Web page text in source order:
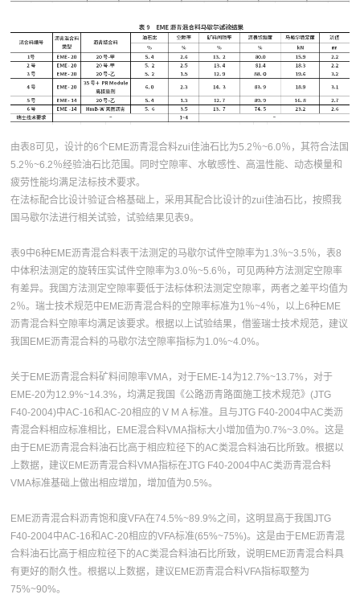
由表8可见，设计的6个EME沥青混合料zui佳油石比为5.2％~6.0％，其符合法国
5.2％~6.2％经验油石比范围。同时空隙率、水敏感性、高温性能、动态模量和
疲劳性能均满足法标技术要求。
在法标配合比设计验证合格基础上，采用其配合比设计的zui佳油石比，按照我
国马歇尔法进行相关试验，试验结果见表9。
表9中6种EME沥青混合料表干法测定的马歇尔试件空隙率为1.3％~3.5％，表8
中体积法测定的旋转压实试件空隙率为3.0％~5.6％，可见两种方法测定空隙率
有差异。我国方法测定空隙率要低于法标体积法测定空隙率，两者之差平均值为
2％。瑞士技术规范中EME沥青混合料的空隙率标准为1％~4％，以上6种EME
沥青混合料空隙率均满足该要求。根据以上试验结果，借鉴瑞士技术规范，建议
我国EME沥青混合料的马歇尔法空隙率指标为1.0%~4.0%。
关于EME沥青混合料矿料间隙率VMA，对于EME-14为12.7%~13.7%，对于
EME-20为12.9%~14.3%，均满足我国《公路沥青路面施工技术规范》(JTG
F40-2004)中AC-16和AC-20相应的ＶＭＡ标准。且与JTG F40-2004中AC类沥
青混合料相应标准相比，EME混合料VMA指标大小增加值为0.7%~3.0%。这是
由于EME沥青混合料油石比高于相应粒径下的AC类混合料油石比所致。根据以
上数据，建议EME沥青混合料VMA指标在JTG F40-2004中AC类沥青混合料
VMA标准基础上做出相应增加，增加值为0.5%。
EME沥青混合料沥青饱和度VFA在74.5%~89.9%之间，这明显高于我国JTG
F40-2004中AC-16和AC-20相应的VFA标准(65%~75%)。这是由于EME沥青混
合料油石比高于相应粒径下的AC类混合料油石比所致，说明EME沥青混合料具
有更好的耐久性。根据以上数据，建议EME沥青混合料VFA指标取整为
75%~90%。